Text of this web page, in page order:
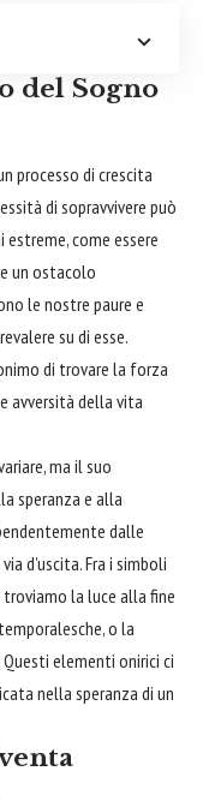
del Sogno
processo di crescita
di sopravvivere può
come essere
un ostacolo
le nostre paure e
su di esse.
di trovare la forza
avversità della vita
ma il suo
speranza e alla
dalle
d’uscita. Fra i simboli
la luce alla fine
o la
elementi onirici ci
nella speranza di un